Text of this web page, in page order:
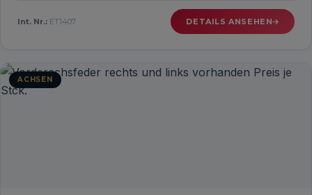
Int. Nr.: ET1407 DETAILS ANSEHEN
ACHSEN